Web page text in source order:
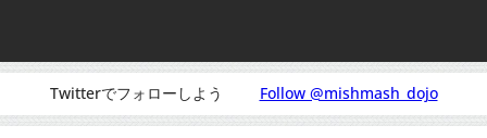
Twitterでフォローしよう Follow @mishmash_dojo